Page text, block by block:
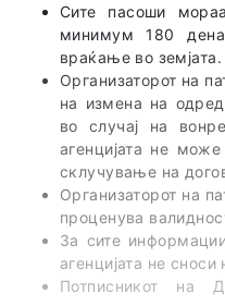
Сите пасоши
минимум 180
враќање во земјата.
Организаторот на
на измена на
во случај на
агенцијата не
склучување на
Организаторот на
проценува
За сите
агенцијата не
Потписникот на